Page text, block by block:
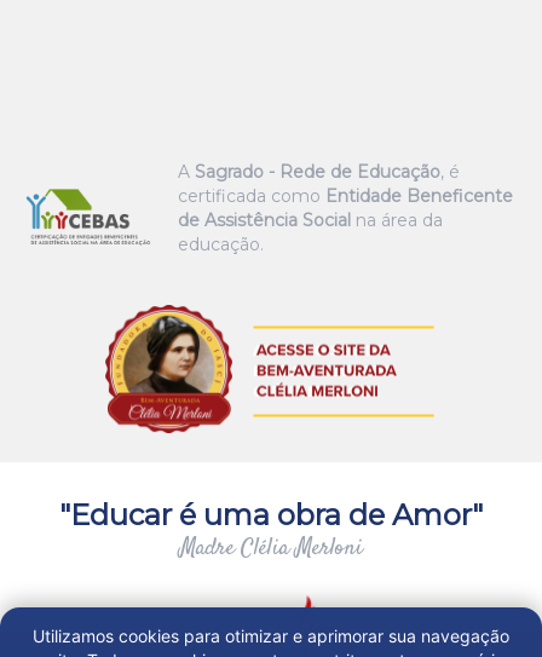
A Sagrado - Rede de Educação, é
certificada como Entidade Beneficente
de Assistência Social na área da
educação.
"Educar é uma obra de Amor"
Madre Clélia Merloni
Utilizamos cookies para otimizar e aprimorar sua navegação